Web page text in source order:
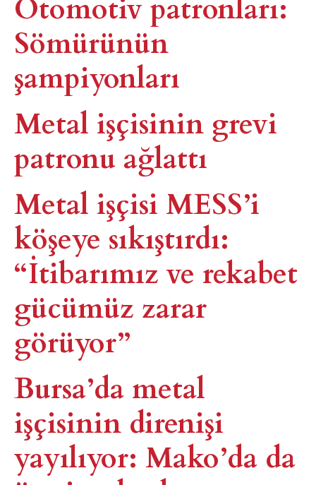
Sömürünün
şampiyonları
Metal işçisinin grevi
patronu ağlattı
Metal işçisi MESS’i
köşeye sıkıştırdı:
“İtibarımız ve rekabet
gücümüz zarar
görüyor”
Bursa’da metal
işçisinin direnişi
yayılıyor: Mako’da da